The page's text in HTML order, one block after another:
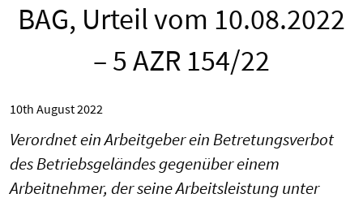
BAG, Urteil vom 10.08.2022
– 5 AZR 154/22
10th August 2022
Verordnet ein Arbeitgeber ein Betretungsverbot
des Betriebsgeländes gegenüber einem
Arbeitnehmer, der seine Arbeitsleistung unter